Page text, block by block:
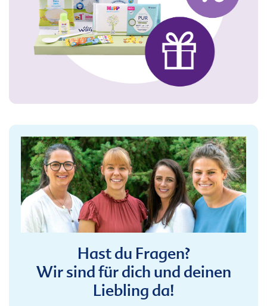
Hast du Fragen?
Wir sind für dich und deinen
Liebling da!